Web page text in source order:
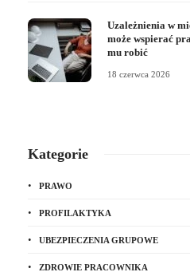
Uzależnienia w
może wspierać
mu robić
18 czerwca 2026
Kategorie
PRAWO
PROFILAKTYKA
UBEZPIECZENIA GRUPOWE
ZDROWIE PRACOWNIKA